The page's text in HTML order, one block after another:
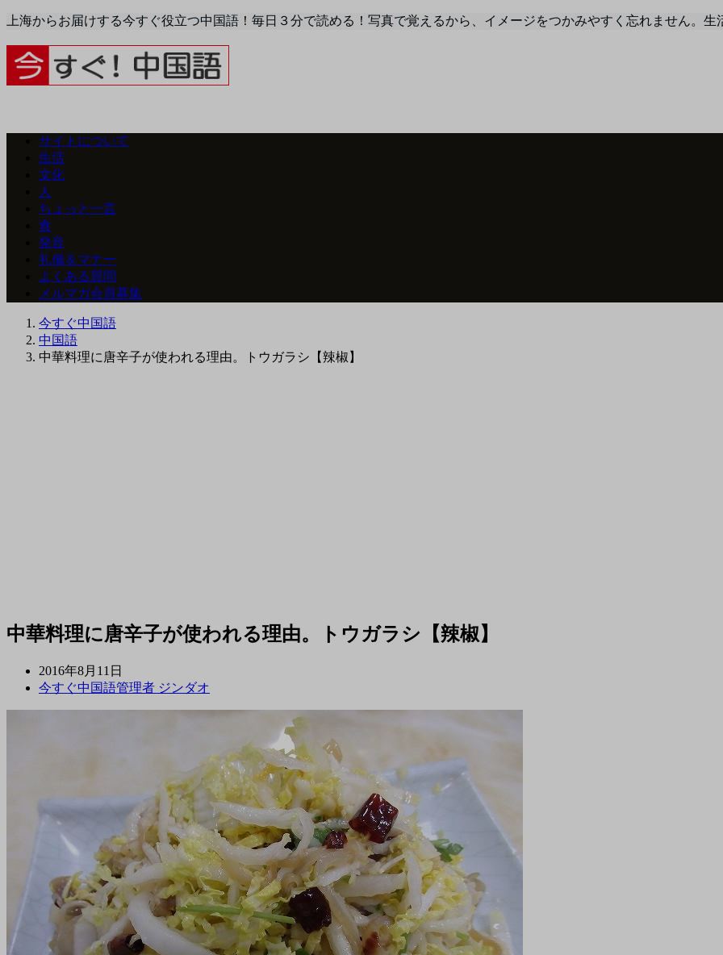
上海からお届けする今すぐ役立つ中国語！毎日３分で読める！写真で覚えるから、イメージをつかみやすく忘れません。
サイトについて
生活
文化
人
ちょっと一言
食
発音
礼儀＆マナー
よくある質問
メルマガ会員募集
今すぐ中国語
中国語
中華料理に唐辛子が使われる理由。トウガラシ【辣椒】
中華料理に唐辛子が使われる理由。トウガラシ【辣椒】
2016年8月11日
今すぐ中国語管理者 ジンダオ